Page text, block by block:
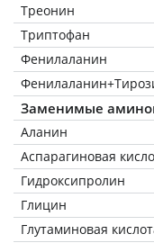
Треонин
Триптофан
Фенилаланин
Заменимые
Аланин
Аспарагиновая
Гидроксипролин
Глицин
Глутаминовая